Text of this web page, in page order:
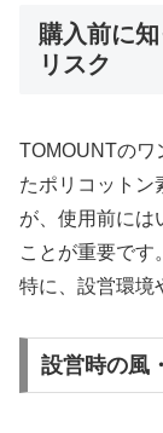
購入前に
リスク
TOMOUNTのワ
たポリコットン
が、使用前には
ことが重要です。
特に、設営環境
設営時の風